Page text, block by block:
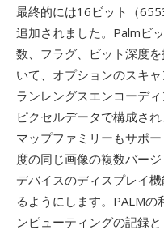
最終的には16ビット（
追加されました。Palmビ
数、フラグ、ビット深度
いて、オプションのスキ
ランレングスエンコーデ
ピクセルデータで構成さ
マップファミリーもサポ
度の同じ画像の複数バー
デバイスのディスプレイ
るようにします。PALMの
ンピューティングの記録